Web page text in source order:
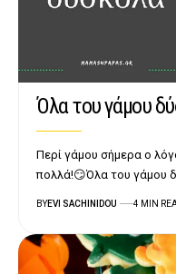
Όλα του γάμου
Περί γάμου σήμερα ο
πολλά!😏Όλα του γάμου
BYEVI SACHINIDOU 4 MIN